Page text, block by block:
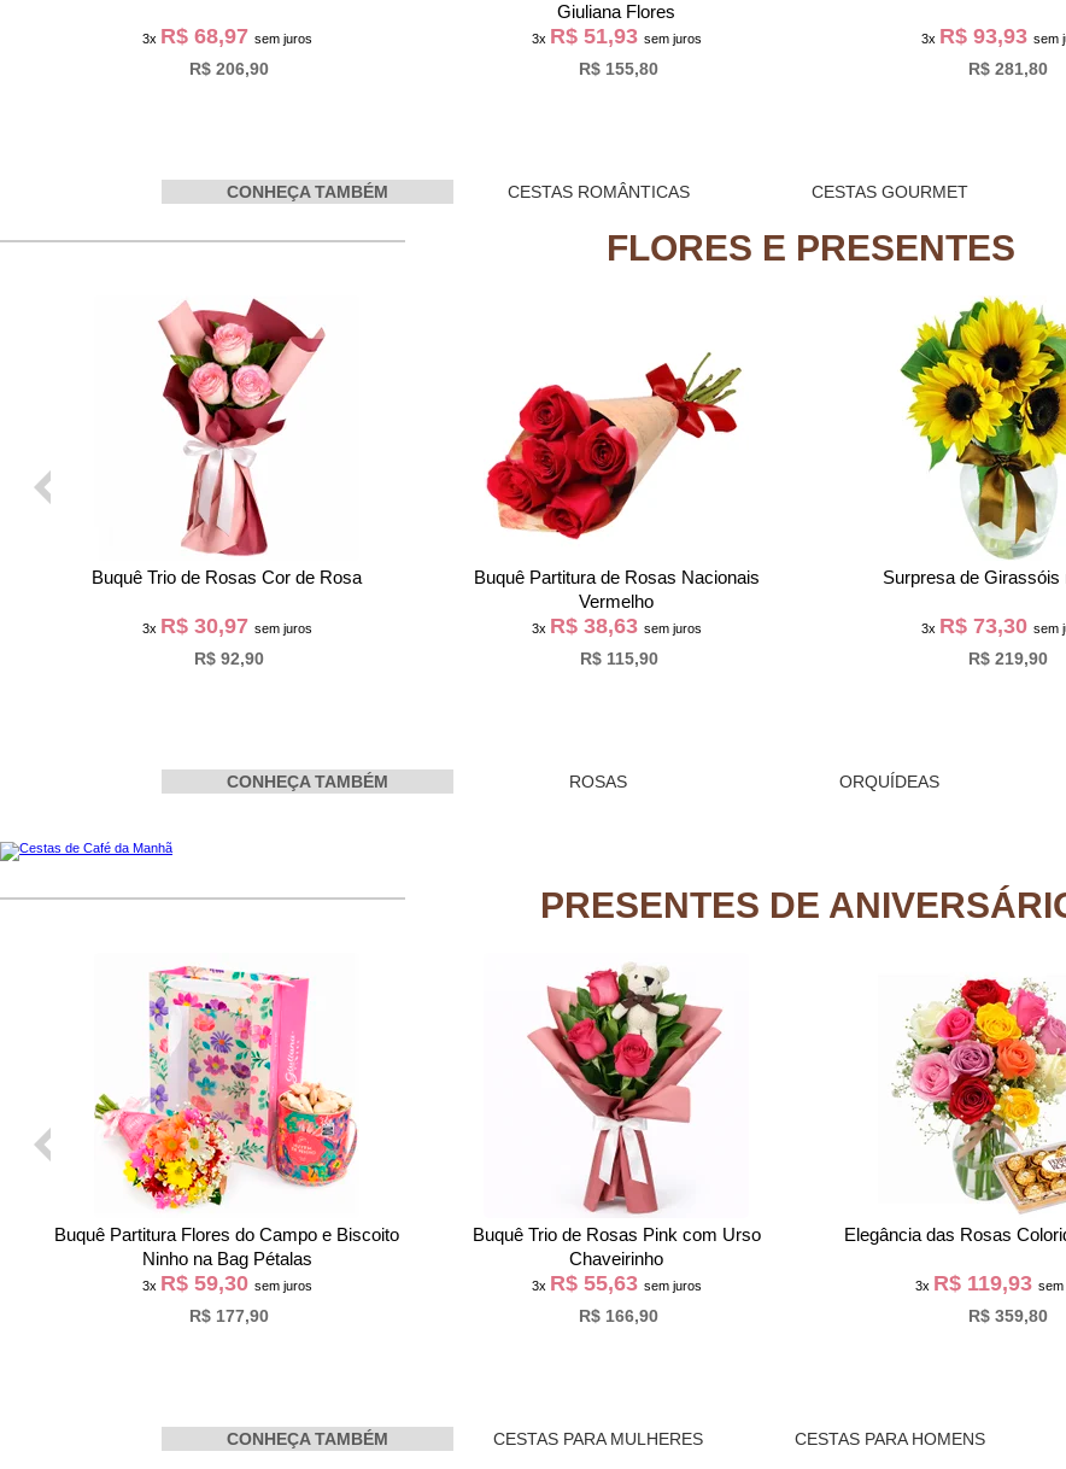
3x R$ 59,60 sem juros
R$ 178,80
3x R$ 61,97 sem juros
R$ 185,90
3x R$ 68,97 sem
R$ 206,90
CONHEÇA TAMBÉM CESTAS ROMÂNTICAS CESTAS GOURMET
FLORES E PRESENTES
Buquê de Girassol e Rosas Vermelhas
3x R$ 95,30 sem juros
R$ 285,90
Luxuosas Astromélias Coloridas no Vaso
3x R$ 99,97 sem juros
R$ 299,90
Buquê Trio de Rosas
3x R$ 30,97 sem
R$ 92,90
CONHEÇA TAMBÉM ROSAS ORQUÍDEAS
PRESENTES DE
Buque de 6 Rosas Champanhe e Caixa de
Chocolate Giu
3x R$ 60,93 sem juros
R$ 182,80
Fabulosa Rosa Encantada Vermelha
3x R$ 93,30 sem juros
R$ 279,90
Buquê Partitura Flores do
3xR$ 59,30 sem
R$ 177,90
CONHEÇA TAMBÉM CESTAS PARA MULHERES CESTAS PARA HOMENS